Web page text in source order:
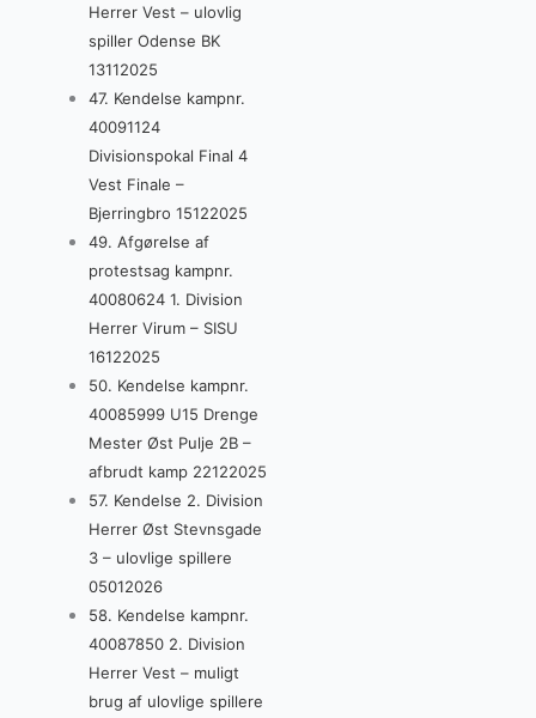
Herrer Vest – ulovlig
spiller Odense BK
13112025
47. Kendelse kampnr.
40091124
Divisionspokal Final 4
Vest Finale –
Bjerringbro 15122025
49. Afgørelse af
protestsag kampnr.
40080624 1. Division
Herrer Virum – SISU
16122025
50. Kendelse kampnr.
40085999 U15 Drenge
Mester Øst Pulje 2B –
afbrudt kamp 22122025
57. Kendelse 2. Division
Herrer Øst Stevnsgade
3 – ulovlige spillere
05012026
58. Kendelse kampnr.
40087850 2. Division
Herrer Vest – muligt
brug af ulovlige spillere